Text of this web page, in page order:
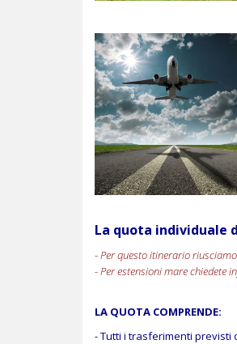
La quota individuale
- Per questo itinerario
- Per estensioni mare chiedete
LA QUOTA COMPRENDE:
- Tutti i trasferimenti previsti